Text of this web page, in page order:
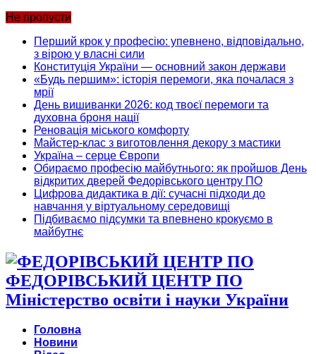
Не пропусти
Перший крок у професію: упевнено, відповідально,
з вірою у власні сили
Конституція України — основний закон держави
«Будь першим»: історія перемоги, яка почалася з
мрії
День вишиванки 2026: код твоєї перемоги та
духовна броня нації
Реновація міського комфорту
Майстер-клас з виготовлення декору з мастики
Україна – серце Європи
Обираємо професію майбутнього: як пройшов День
відкритих дверей Федорівського центру ПО
Цифрова дидактика в дії: сучасні підходи до
навчання у віртуальному середовищі
Підбиваємо підсумки та впевнено крокуємо в
майбутнє
ФЕДОРІВСЬКИЙ ЦЕНТР ПО
Міністерство освіти і науки України
Головна
Новини